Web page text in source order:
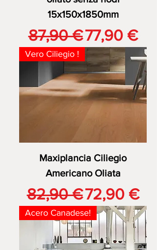
15x150x1850mm
Prezzo regolare
87,90 €Prezzo
77,90 €
Vero Ciliegio !
Maxiplancia Ciliegio
Americano Oliata
Prezzo regolare
82,90 €Prezzo
72,90 €
Acero Canadese!